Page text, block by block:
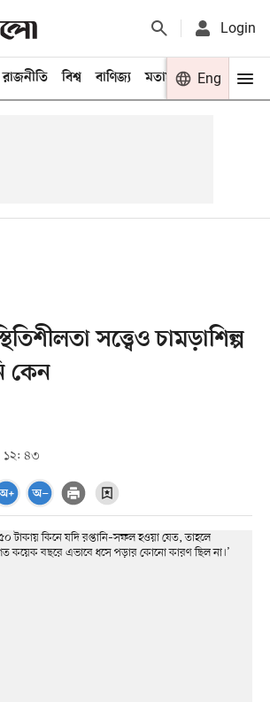
Login
রাজনীতি বিশ্ব বাণিজ্য মতামত খেলা
Eng
সত্ত্বেও চামড়াশিল্প
কেন
১২: ৪৩